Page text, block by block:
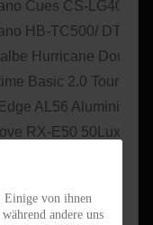
Cues CS-LG400
HB-TC500/ DT
Hurricane Double
Basic 2.0 Tour mit
AL56 Aluminium
RX-E50 50Lux
LED
BT-EN806 630Wh
Einige von ihnen
andere uns